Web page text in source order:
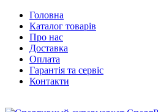
Головна
Каталог товарів
Про нас
Доставка
Оплата
Гарантія та сервіс
Контакти